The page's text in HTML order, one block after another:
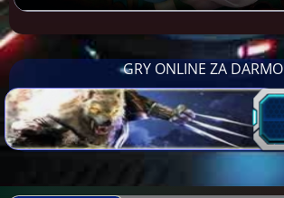
GRY ONLINE ZA DARMO